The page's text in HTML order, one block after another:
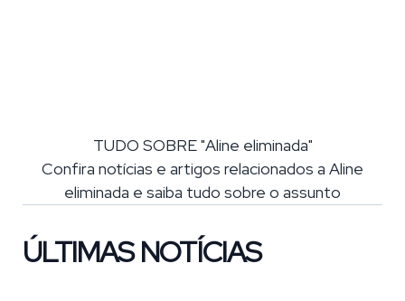
TUDO SOBRE "Aline eliminada"
Confira notícias e artigos relacionados a Aline
eliminada e saiba tudo sobre o assunto
ÚLTIMAS NOTÍCIAS